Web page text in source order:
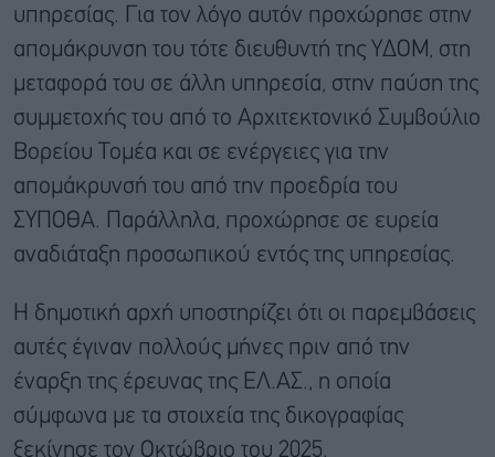
υπηρεσίας. Για τον λόγο αυτόν προχώρησε στην
απομάκρυνση του τότε διευθυντή της ΥΔΟΜ, στη
μεταφορά του σε άλλη υπηρεσία, στην παύση της
συμμετοχής του από το Αρχιτεκτονικό Συμβούλιο
Βορείου Τομέα και σε ενέργειες για την
απομάκρυνσή του από την προεδρία του
ΣΥΠΟΘΑ. Παράλληλα, προχώρησε σε ευρεία
αναδιάταξη προσωπικού εντός της υπηρεσίας.
Η δημοτική αρχή υποστηρίζει ότι οι παρεμβάσεις
αυτές έγιναν πολλούς μήνες πριν από την
έναρξη της έρευνας της ΕΛ.ΑΣ., η οποία
σύμφωνα με τα στοιχεία της δικογραφίας
ξεκίνησε τον Οκτώβριο του 2025.